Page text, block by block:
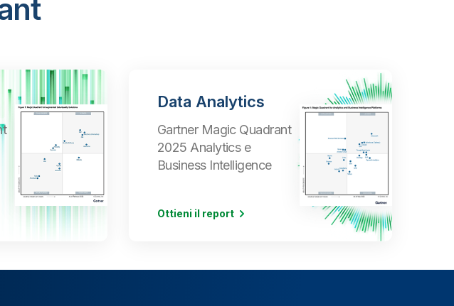
Data Analytics
Gartner Magic Quadrant
2025 Analytics e
Business Intelligence
Ottieni il report